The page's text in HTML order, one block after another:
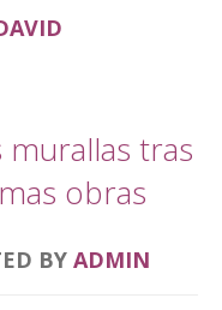
Hotel
diferente.
Santa Alcalá la
de Alcalá la
única sin duda
murallas tras
obras
BY ADMIN